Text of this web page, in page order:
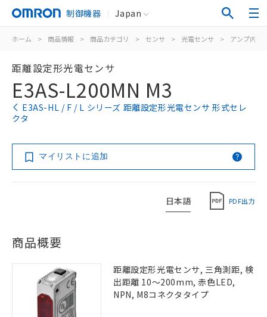
制御機器 Japan
ホーム > 商品情報 > 商品カテゴリ > センサ > 光電センサ > アンプ内蔵
距離設定形光電センサ
E3AS-L200MN M3
E3AS-HL / F / L シリーズ 距離設定形光電センサ 形式セレ
クタ
マイリストに追加
日本語 PDF出力
商品概要
距離設定形光電センサ, 三角測距, 検
出距離 10～200mm, 赤色LED,
NPN, M8コネクタタイプ